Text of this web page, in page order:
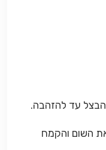
השום והקמח